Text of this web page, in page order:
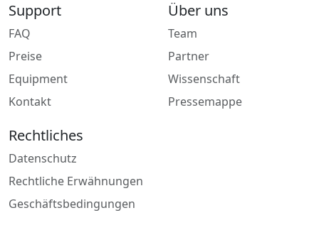
Support
FAQ
Preise
Equipment
Kontakt
Über uns
Team
Partner
Wissenschaft
Pressemappe
Rechtliches
Datenschutz
Rechtliche Erwähnungen
Geschäftsbedingungen